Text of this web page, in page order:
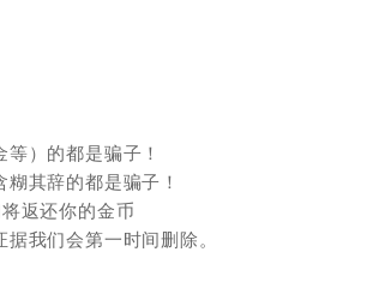
）的都是骗子！
其辞的都是骗子！
返还你的金币
我们会第一时间删除。